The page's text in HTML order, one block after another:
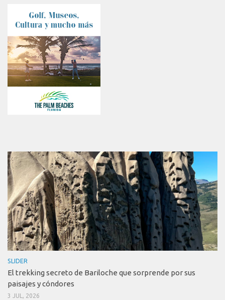
SLIDER
El trekking secreto de Bariloche que sorprende por sus
paisajes y cóndores
3 JUL, 2026